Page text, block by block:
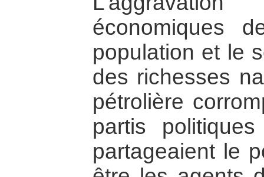
économiques
population et le
des richesses
pétrolière
partis
partageaient le